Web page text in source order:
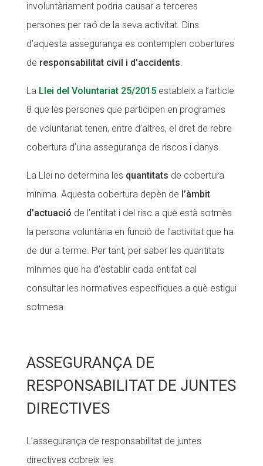
involuntàriament podria causar a terceres
persones per raó de la seva activitat. Dins
d’aquesta assegurança es contemplen cobertures
de responsabilitat civil i d’accidents.
La Llei del Voluntariat 25/2015estableix a l’article
8 que les persones que participen en programes
de voluntariat tenen, entre d’altres, el dret de rebre
cobertura d’una assegurança de riscos i danys.
La Llei no determina les quantitats de cobertura
mínima. Aquesta cobertura depèn de l’àmbit
d’actuació de l’entitat i del risc a què està sotmès
la persona voluntària en funció de l’activitat que ha
de dur a terme. Per tant, per saber les quantitats
mínimes que ha d’establir cada entitat cal
consultar les normatives específiques a què estigui
sotmesa.
ASSEGURANÇA DE
RESPONSABILITAT DE JUNTES
DIRECTIVES
L’assegurança de responsabilitat de juntes
directives cobreix les